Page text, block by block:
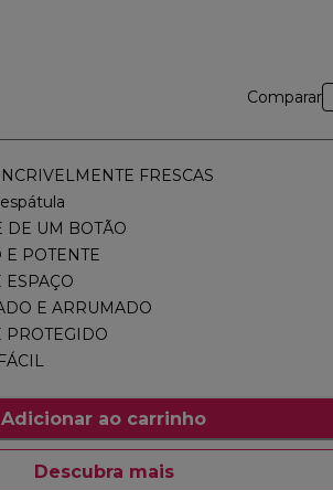
Comparar
FRESCAS
DE UM BOTÃO
E POTENTE
ESPAÇO
E ARRUMADO
PROTEGIDO
Adicionar ao carrinho
Descubra mais